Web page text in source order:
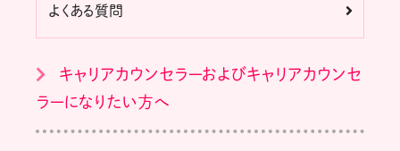
よくある質問
キャリアカウンセラーおよびキャリアカウンセ
ラーになりたい方へ